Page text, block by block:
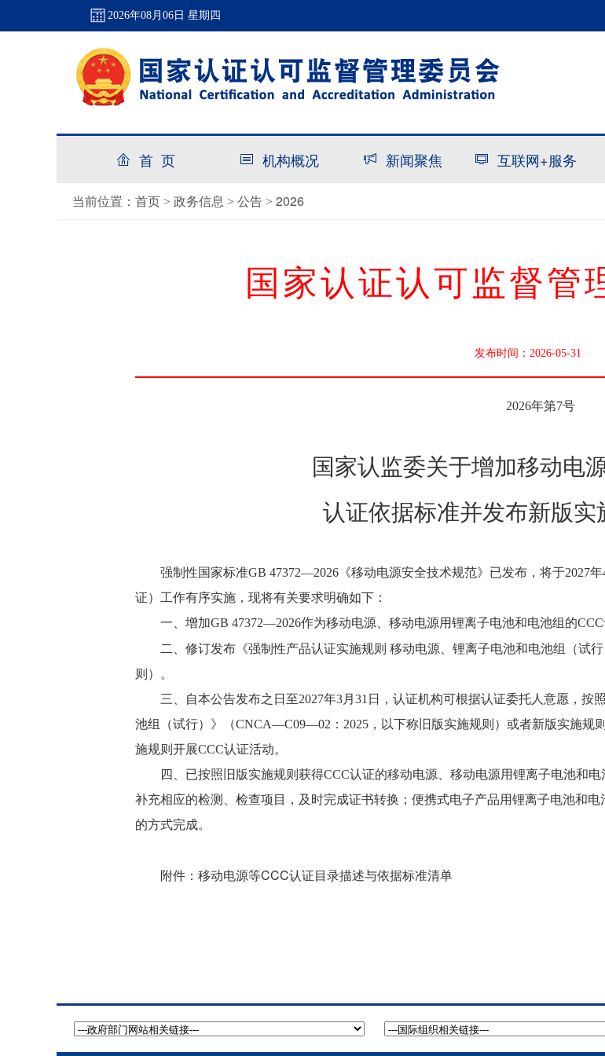
2026年08月06日 星期四
首 页 机构概况 新闻聚焦 互联网+服务
当前位置： 首页 > 政务信息 > 公告 > 2026
国家认证认可监督管
发布时间：2026-05-31
2026年第7号
国家认监委关于增加移动电
认证依据标准并发布新版实
强制性国家标准GB 47372—2026《移动电源安全技术规范》已发布，将于2027
证）工作有序实施，现将有关要求明确如下：
一、增加GB 47372—2026作为移动电源、移动电源用锂离子电池和电池组的
二、修订发布 《强制性产品认证实施规则 移动电源、锂离子电池和电池组（试行
则）。
三、自本公告发布之日至2027年3月31日，认证机构可根据认证委托人意愿，
池组（试行）》（CNCA—C09—02：2025，以下称旧版实施规则）或者新版实施规
施规则开展CCC认证活动。
四、已按照旧版实施规则获得CCC认证的移动电源、移动电源用锂离子电池和
补充相应的检测、检查项目，及时完成证书转换；便携式电子产品用锂离子电池和
的方式完成。
附件： 移动电源等CCC认证目录描述与依据标准清单